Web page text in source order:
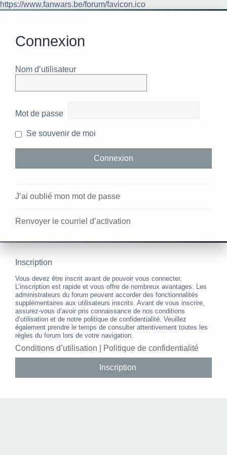
https://www.fanwars.be/forum/favicon.ico
Connexion
Nom d’utilisateur
Mot de passe
Se souvenir de moi
J’ai oublié mon mot de passe
Renvoyer le courriel d’activation
Inscription
Vous devez être inscrit avant de pouvoir vous connecter.
L’inscription est rapide et vous offre de nombreux avantages. Les
administrateurs du forum peuvent accorder des fonctionnalités
supplémentaires aux utilisateurs inscrits. Avant de vous inscrire,
assurez-vous d’avoir pris connaissance de nos conditions
d’utilisation et de notre politique de confidentialité. Veuillez
également prendre le temps de consulter attentivement toutes les
règles du forum lors de votre navigation.
Conditions d’utilisation Politique de confidentialité
Inscription